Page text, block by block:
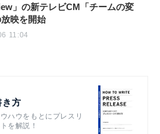
」の新テレビCM「チームの変
映を開始
11:04
き方
ハウをもとにプレスリ
を解説！